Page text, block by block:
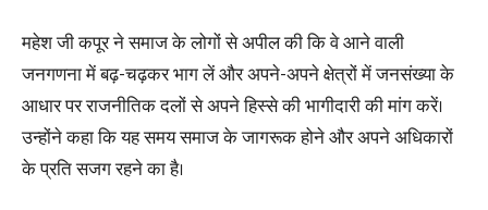
महेश जी कपूर ने समाज के लोगों से अपील की कि वे आने वाली
जनगणना में बढ़-चढ़कर भाग लें और अपने-अपने क्षेत्रों में जनसंख्या के
आधार पर राजनीतिक दलों से अपने हिस्से की भागीदारी की मांग करें।
उन्होंने कहा कि यह समय समाज के जागरूक होने और अपने अधिकारों
के प्रति सजग रहने का है।